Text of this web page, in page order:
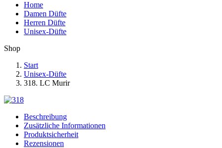
Home
Damen Düfte
Herren Düfte
Unisex-Düfte
Shop
Start
Unisex-Düfte
318. LC Murir
Beschreibung
Zusätzliche Informationen
Produktsicherheit
Rezensionen